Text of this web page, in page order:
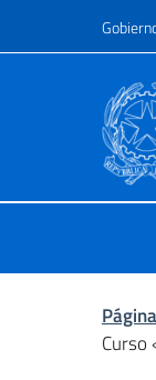
Curso